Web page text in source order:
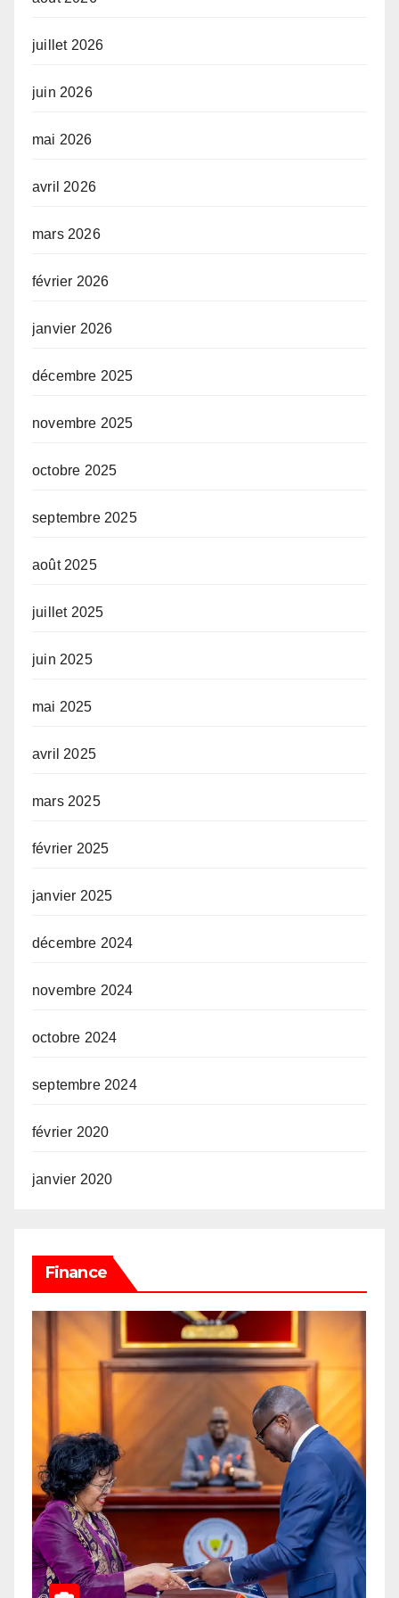
juillet 2026
juin 2026
mai 2026
avril 2026
mars 2026
février 2026
janvier 2026
décembre 2025
novembre 2025
octobre 2025
septembre 2025
août 2025
juillet 2025
juin 2025
mai 2025
avril 2025
mars 2025
février 2025
janvier 2025
décembre 2024
novembre 2024
octobre 2024
septembre 2024
février 2020
janvier 2020
Finance